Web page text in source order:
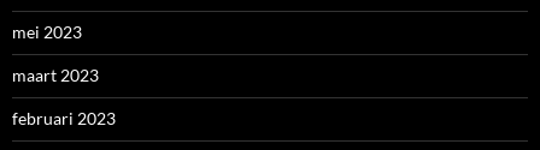
mei 2023
maart 2023
februari 2023